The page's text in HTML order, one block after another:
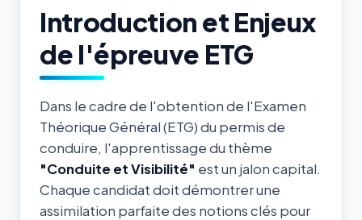
Introduction et Enjeux
de l'épreuve ETG
Dans le cadre de l'obtention de l'Examen
Théorique Général (ETG) du permis de
conduire, l'apprentissage du thème
"Conduite et Visibilité" est un jalon capital.
Chaque candidat doit démontrer une
assimilation parfaite des notions clés pour